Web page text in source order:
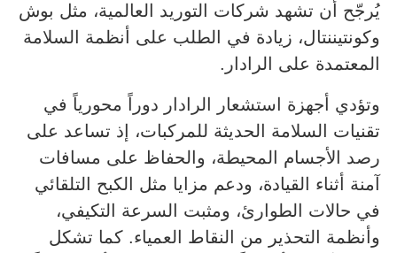
يُرجّح أن تشهد شركات التوريد العالمية، مثل بوش
وكونتيننتال، زيادة في الطلب على أنظمة السلامة
المعتمدة على الرادار.
وتؤدي أجهزة استشعار الرادار دوراً محورياً في
تقنيات السلامة الحديثة للمركبات، إذ تساعد على
رصد الأجسام المحيطة، والحفاظ على مسافات
آمنة أثناء القيادة، ودعم مزايا مثل الكبح التلقائي
في حالات الطوارئ، ومثبت السرعة التكيفي،
وأنظمة التحذير من النقاط العمياء. كما تشكل